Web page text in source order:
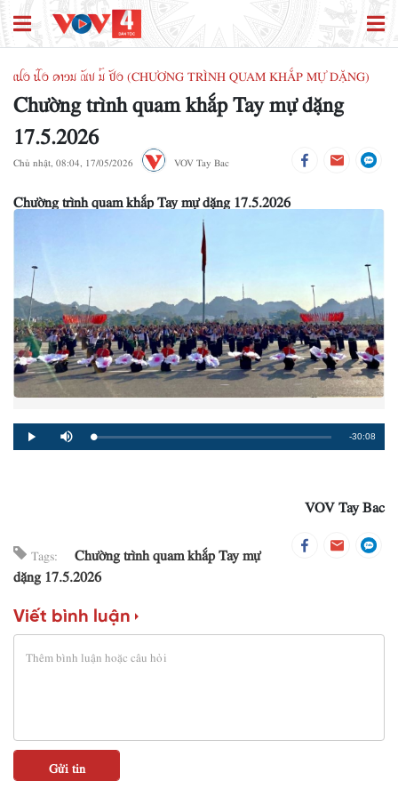
ꪹꪊꪉ ꪊꪲꪉ ꪁꪱꪫꪣ ꪄꪰꪚ ꪣꪳ ꪥꪰꪉ (CHƯƠNG TRÌNH QUAM KHẮP MỰ DẶNG)
Chường trình quam khắp Tay mự dặng
17.5.2026
Chủ nhật, 08:04, 17/05/2026 VOV Tay Bac
Chường trình quam khắp Tay mự dặng 17.5.2026
Play Mute Loaded:
0%
Progress:
0%
Remaining
-30:08
VOV Tay Bac
Tags:
Chường trình quam khắp Tay mự
dặng 17.5.2026
Viết bình luận